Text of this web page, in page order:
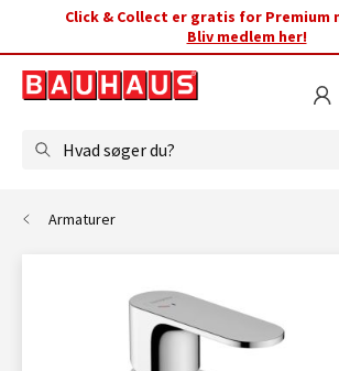
Click & Collect er gratis for Premium
Bliv medlem her!
Hvad søger du?
Armaturer